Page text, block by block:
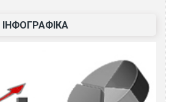
ІНФОГРАФІКА